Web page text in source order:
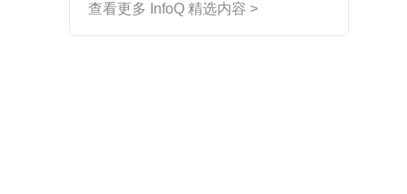
查看更多 InfoQ 精选内容 >